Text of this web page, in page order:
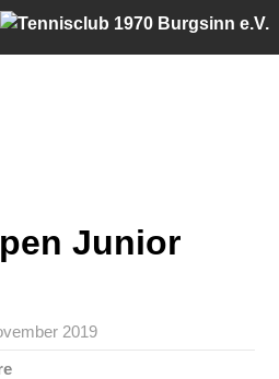
Junior
2019